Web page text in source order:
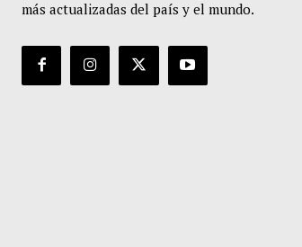
más actualizadas del país y el mundo.